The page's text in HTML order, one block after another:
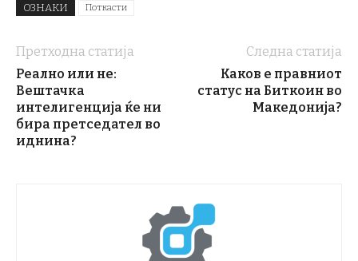
ОЗНАКИ Поткасти
Претходна статија
Реално или не:
Вештачка
интелигенција ќе ни
бира претседател во
иднина?
Следна статија
Каков е правниот
статус на Биткоин во
Македонија?